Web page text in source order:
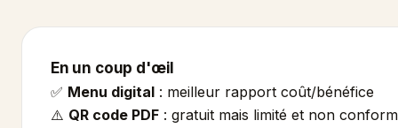
En un coup d'œil
✅ Menu digital : meilleur rapport coût/bénéfice
⚠️ QR code PDF : gratuit mais limité et non